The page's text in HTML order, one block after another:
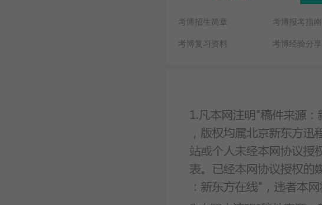
考博招生简章 考博报考指南
考博复习资料 考博经验分享